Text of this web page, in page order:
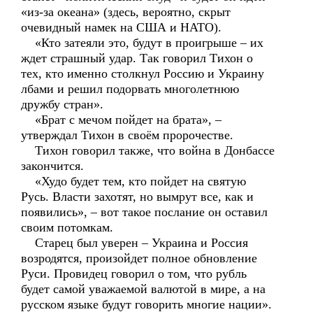
«из-за океана» (здесь, вероятно, скрыт
очевидный намек на США и НАТО).
«Кто затеяли это, будут в проигрыше – их
ждет страшный удар. Так говорил Тихон о
тех, кто именно столкнул Россию и Украину
лбами и решил подорвать многолетнюю
дружбу стран».
«Брат с мечом пойдет на брата», –
утверждал Тихон в своём пророчестве.
Тихон говорил также, что война в Донбассе
закончится.
«Худо будет тем, кто пойдет на святую
Русь. Власти захотят, но вымрут все, как и
появились», – вот такое послание он оставил
своим потомкам.
Старец был уверен – Украина и Россия
возродятся, произойдет полное обновление
Руси. Провидец говорил о том, что рубль
будет самой уважаемой валютой в мире, а на
русском языке будут говорить многие нации».